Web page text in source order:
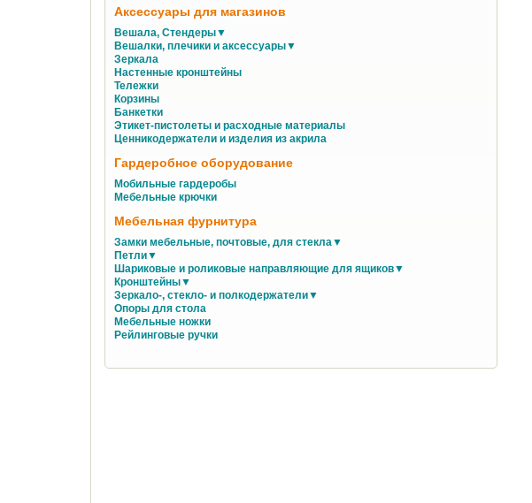
Аксессуары для магазинов
Вешала, Стендеры▼
Вешалки, плечики и аксессуары▼
Зеркала
Настенные кронштейны
Тележки
Корзины
Банкетки
Этикет-пистолеты и расходные материалы
Ценникодержатели и изделия из акрила
Гардеробное оборудование
Мобильные гардеробы
Мебельные крючки
Мебельная фурнитура
Замки мебельные, почтовые, для стекла▼
Петли▼
Шариковые и роликовые направляющие для ящиков▼
Кронштейны▼
Зеркало-, стекло- и полкодержатели▼
Опоры для стола
Мебельные ножки
Рейлинговые ручки